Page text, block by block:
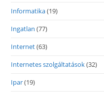
Informatika(19)
Ingatlan (77)
Internet(63)
Internetes szolgáltatások(32)
Ipar(19)